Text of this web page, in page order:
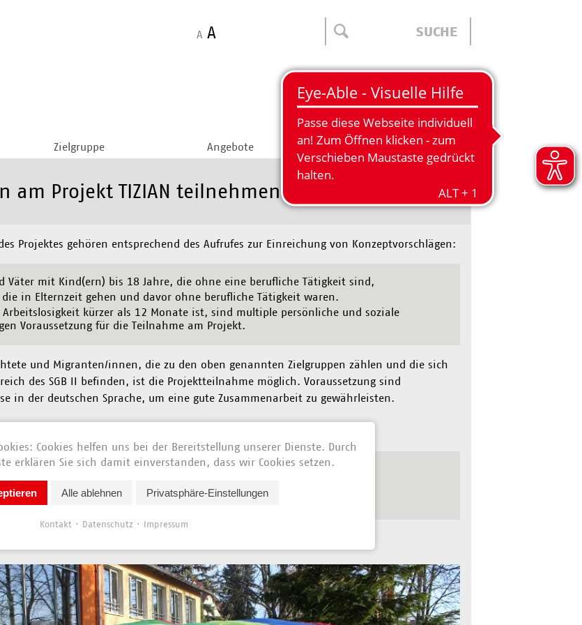
A A
FAMILIEN
Zielgruppe Angebote Kontakt
am Projekt TIZIAN teilnehmen?
Projektes gehören entsprechend des Aufrufes zur Einreichung von Konzeptvorschlägen:
Väter mit Kind(ern) bis 18 Jahre, die ohne eine berufliche Tätigkeit sind,
die in Elternzeit gehen und davor ohne berufliche Tätigkeit waren.
Arbeitslosigkeit kürzer als 12 Monate ist, sind multiple persönliche und soziale
Voraussetzung für die Teilnahme am Projekt.
und Migranten/innen, die zu den oben genannten Zielgruppen zählen und die sich
des SGB II befinden, ist die Projektteilnahme möglich. Voraussetzung sind
in der deutschen Sprache, um eine gute Zusammenarbeit zu gewährleisten.
Jobcenter
Cookies helfen uns bei der Bereitstellung unserer Dienste. Durch
erklären Sie sich damit einverstanden, dass wir Cookies setzen.
Alle ablehnen Privatsphäre-Einstellungen
Kontakt Datenschutz Impressum